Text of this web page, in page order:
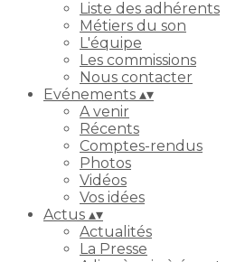
Liste des adhérents
Métiers du son
L'équipe
Les commissions
Nous contacter
Evénements ▴▾
A venir
Récents
Comptes-rendus
Photos
Vidéos
Vos idées
Actus ▴▾
Actualités
La Presse